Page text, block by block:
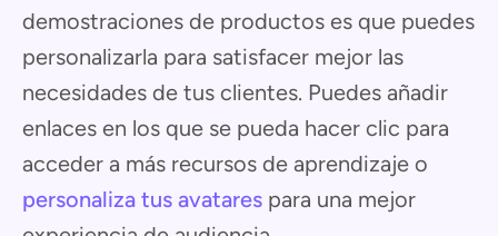
demostraciones de productos es que puedes
personalizarla para satisfacer mejor las
necesidades de tus clientes. Puedes añadir
enlaces en los que se pueda hacer clic para
acceder a más recursos de aprendizaje o
personaliza tus avatares para una mejor